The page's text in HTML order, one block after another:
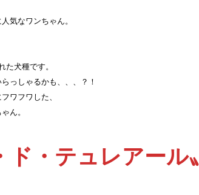
気なワンちゃん。
た犬種です。
っしゃるかも、、、？！
ワフワした、
ん。
ド・テュレアール〟